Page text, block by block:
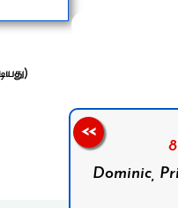
Follow us on Facebook
Dominic,
<<